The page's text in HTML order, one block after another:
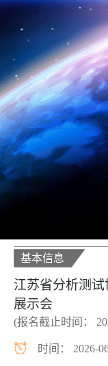
基本信息
江苏省分析测
展示会
(报名截止时间：
时间： 2026-